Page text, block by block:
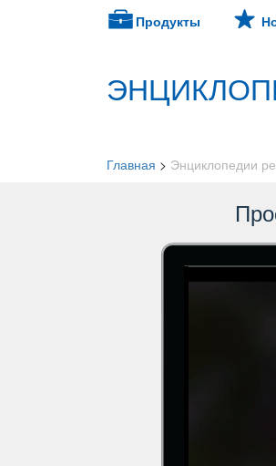
Продукты
Главная > Энциклопедии